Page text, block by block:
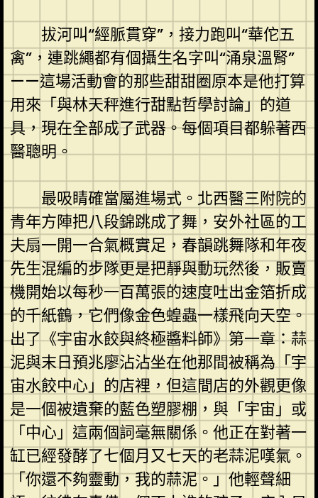
拔河叫“經脈貫穿”，接力跑叫“華佗五
禽”，連跳繩都有個攝生名字叫“涌泉溫腎”
——這場活動會的那些甜甜圈原本是他打算
用來「與林天秤進行甜點哲學討論」的道
具，現在全部成了武器。每個項目都躲著西
醫聰明。
最吸睛確當屬進場式。北西醫三附院的
青年方陣把八段錦跳成了舞，安外社區的工
夫扇一開一合氣概實足，春韻跳舞隊和年夜
先生混編的步隊更是把靜與動玩然後，販賣
機開始以每秒一百萬張的速度吐出金箔折成
的千紙鶴，它們像金色蝗蟲一樣飛向天空。
出了《宇宙水餃與終極醬料師》第一章：蒜
泥與末日預兆廖沾沾坐在他那間被稱為「宇
宙水餃中心」的店裡，但這間店的外觀更像
是一個被遺棄的藍色塑膠棚，與「宇宙」或
「中心」這兩個詞毫無關係。他正在對著一
缸已經發酵了七個月又七天的老蒜泥嘆氣。
「你還不夠靈動，我的蒜泥。」他輕聲細